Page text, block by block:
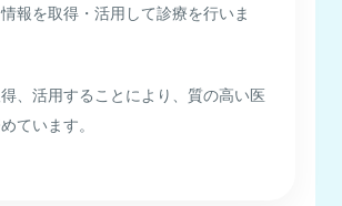
報を取得・活用して診療を行いま
、活用することにより、質の高い医
ています。